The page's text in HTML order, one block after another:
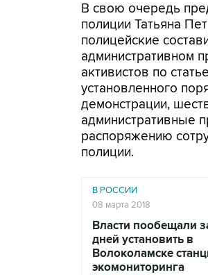
В свою очередь
полиции Татьяна
полицейские
административном
активистов по
установленного
демонстрации,
административные
распоряжению
полиции.
В РОССИИ
08 марта 2018
Власти пообещали
дней установить в
Волоколамске
экомониторинга